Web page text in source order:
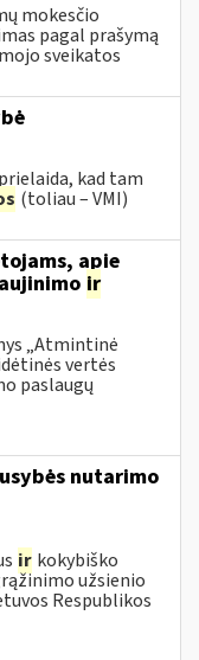
mokesčio
pagal prašymą
sveikatos
kad tam
(toliau – VMI)
apie
ir
„Atmintinė
vertės
paslaugų
nutarimo
ir kokybiško
užsienio
Respublikos